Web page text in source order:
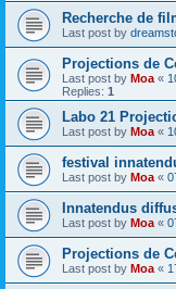
Recherche de
Last post by
Projections de
Last post by Moa «
Replies: 1
Labo 21
Last post by Moa «
festival
Last post by Moa «
Innatendus
Last post by Moa «
Projections de
Last post by Moa «